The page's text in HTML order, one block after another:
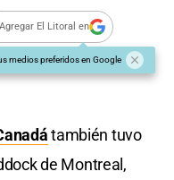
El Litoral en
medios preferidos en Google
también tuvo
de Montreal,